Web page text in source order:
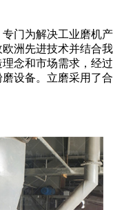
门为解决工业磨机产
洲先进技术并结合我
念和市场需求，经过
设备。立磨采用了合